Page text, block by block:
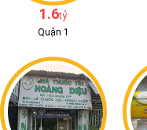
1.6tỷ
Quận 1